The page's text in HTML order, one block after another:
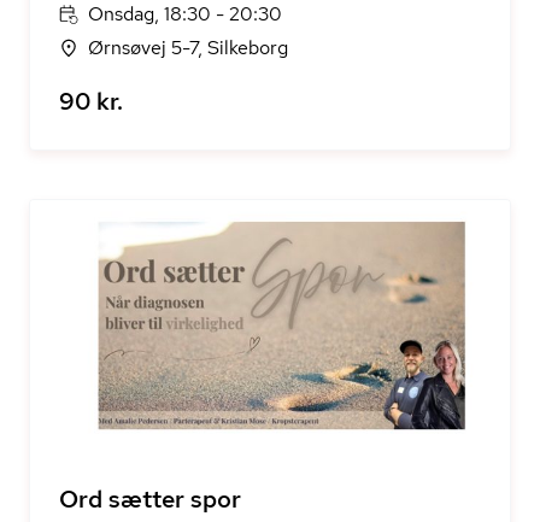
Onsdag, 18:30 - 20:30
Ørnsøvej 5-7, Silkeborg
90 kr.
Ord sætter spor